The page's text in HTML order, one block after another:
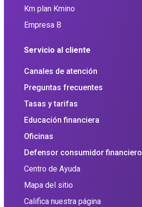
Km plan Kmino
Empresa B
Servicio al cliente
Canales de atención
Preguntas frecuentes
Tasas y tarifas
Educación financiera
Oficinas
Defensor consumidor financiero
Centro de Ayuda
Mapa del sitio
Califica nuestra página